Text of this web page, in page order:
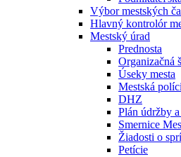
Výbor mestských
Hlavný kontrolór
Mestský úrad
Prednosta
Organizačná
Úseky mesta
Mestská
DHZ
Plán údržby
Smernice
Žiadosti o
Petície